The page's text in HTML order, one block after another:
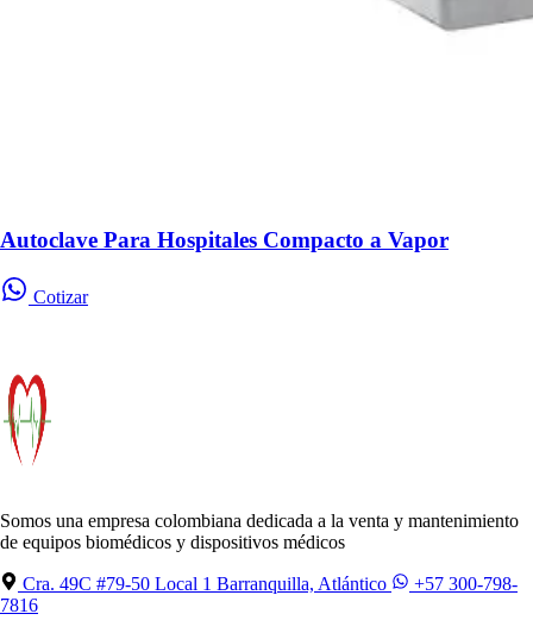
Autoclave Para Hospitales Compacto a Vapor
Cotizar
Somos una empresa colombiana dedicada a la venta y mantenimiento
de equipos biomédicos y dispositivos médicos
Cra. 49C #79-50 Local 1 Barranquilla, Atlántico
+57 300-798-
7816